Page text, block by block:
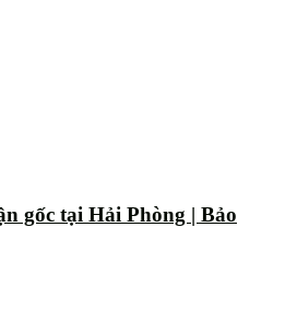
gốc tại Hải Phòng | Bảo